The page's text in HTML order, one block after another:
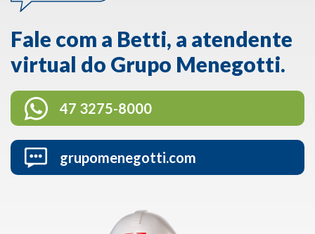
Fale com a Betti, a atendente
virtual do Grupo Menegotti.
47 3275-8000
grupomenegotti.com